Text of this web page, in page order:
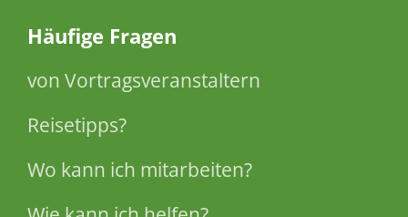
Häufige Fragen
von Vortragsveranstaltern
Reisetipps?
Wo kann ich mitarbeiten?